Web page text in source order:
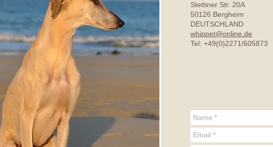
Stettiner Str. 20A
50126 Bergheim
DEUTSCHLAND
whippet@online.de
Tel: +49(0)2271/605873